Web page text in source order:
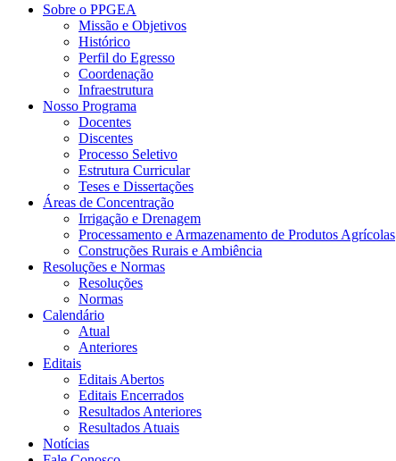
Sobre o PPGEA
Missão e Objetivos
Histórico
Perfil do Egresso
Coordenação
Infraestrutura
Nosso Programa
Docentes
Discentes
Processo Seletivo
Estrutura Curricular
Teses e Dissertações
Áreas de Concentração
Irrigação e Drenagem
Processamento e Armazenamento de Produtos Agrícolas
Construções Rurais e Ambiência
Resoluções e Normas
Resoluções
Normas
Calendário
Atual
Anteriores
Editais
Editais Abertos
Editais Encerrados
Resultados Anteriores
Resultados Atuais
Notícias